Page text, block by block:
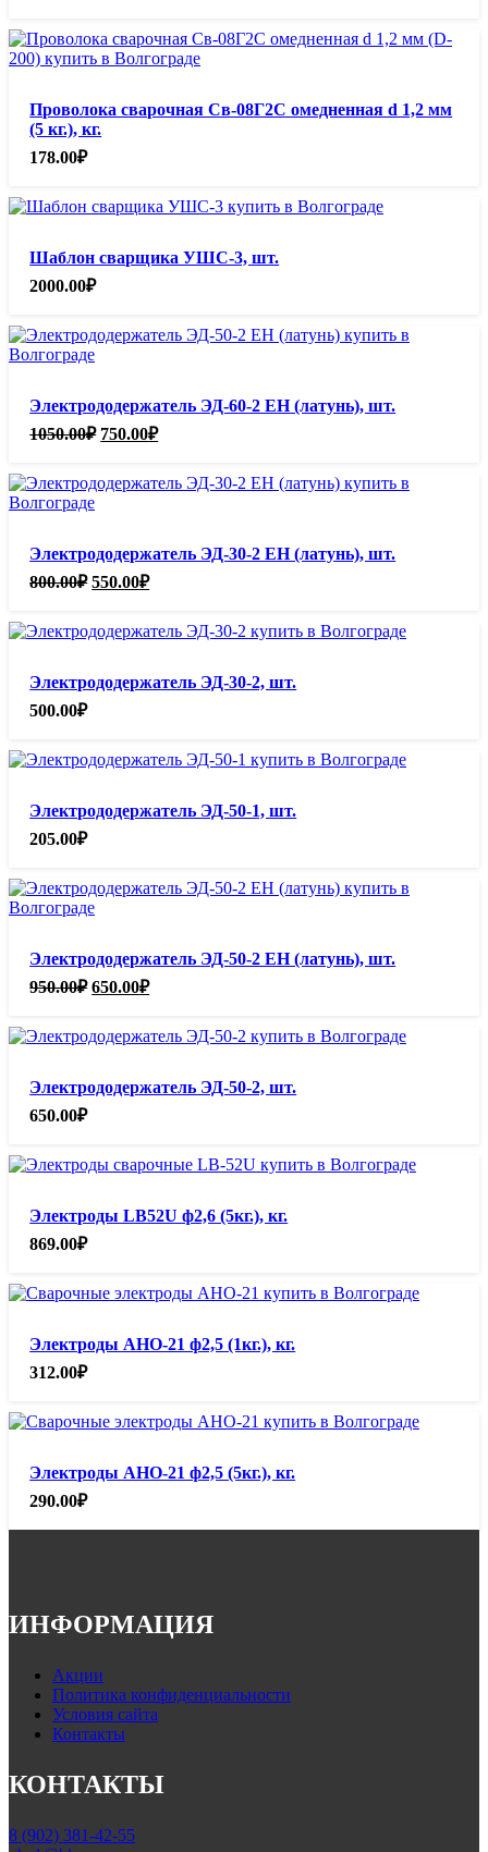
Проволока сварочная Св-08Г2С омедненная d 1,2 мм
(5 кг.), кг.
178.00₽
Шаблон сварщика УШС-3, шт.
2000.00₽
Электрододержатель ЭД-60-2 ЕН (латунь), шт.
1050.00₽ Первоначальная
1050.00₽.
750.00₽Текущая
Электрододержатель ЭД-30-2 ЕН (латунь), шт.
800.00₽ Первоначальная
800.00₽.
550.00₽Текущая
Электрододержатель ЭД-30-2, шт.
500.00₽
Электрододержатель ЭД-50-1, шт.
205.00₽
Электрододержатель ЭД-50-2 ЕН (латунь), шт.
950.00₽ Первоначальная
950.00₽.
650.00₽Текущая
Электрододержатель ЭД-50-2, шт.
650.00₽
Электроды LB52U ф2,6 (5кг.), кг.
869.00₽
Электроды АНО-21 ф2,5 (1кг.), кг.
312.00₽
Электроды АНО-21 ф2,5 (5кг.), кг.
290.00₽
ИНФОРМАЦИЯ
Акции
Политика конфиденциальности
Условия сайта
Контакты
КОНТАКТЫ
8 (902) 381-42-55